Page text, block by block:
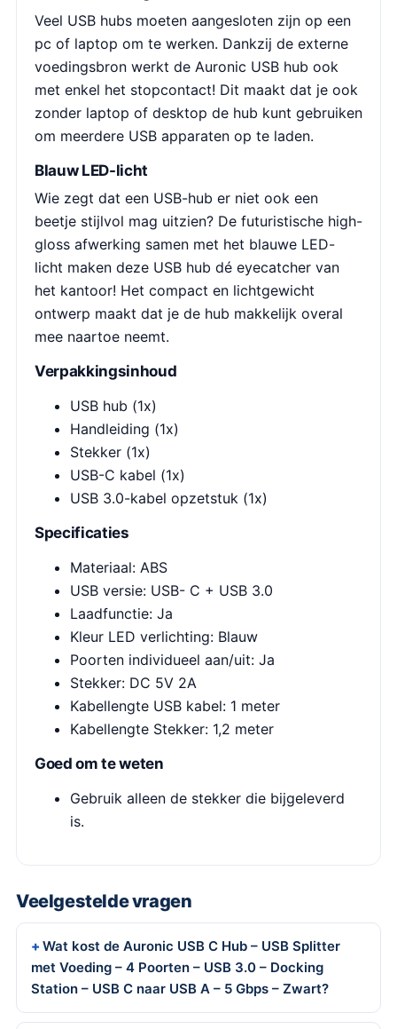
Veel USB hubs moeten aangesloten zijn op een
pc of laptop om te werken. Dankzij de externe
voedingsbron werkt de Auronic USB hub ook
met enkel het stopcontact! Dit maakt dat je ook
zonder laptop of desktop de hub kunt gebruiken
om meerdere USB apparaten op te laden.
Blauw LED-licht
Wie zegt dat een USB-hub er niet ook een
beetje stijlvol mag uitzien? De futuristische high-
gloss afwerking samen met het blauwe LED-
licht maken deze USB hub dé eyecatcher van
het kantoor! Het compact en lichtgewicht
ontwerp maakt dat je de hub makkelijk overal
mee naartoe neemt.
Verpakkingsinhoud
USB hub (1x)
Handleiding (1x)
Stekker (1x)
USB-C kabel (1x)
USB 3.0-kabel opzetstuk (1x)
Specificaties
Materiaal: ABS
USB versie: USB- C + USB 3.0
Laadfunctie: Ja
Kleur LED verlichting: Blauw
Poorten individueel aan/uit: Ja
Stekker: DC 5V 2A
Kabellengte USB kabel: 1 meter
Kabellengte Stekker: 1,2 meter
Goed om te weten
Gebruik alleen de stekker die bijgeleverd
is.
Veelgestelde vragen
Wat kost de Auronic USB C Hub – USB Splitter
met Voeding – 4 Poorten – USB 3.0 – Docking
Station – USB C naar USB A – 5 Gbps – Zwart?